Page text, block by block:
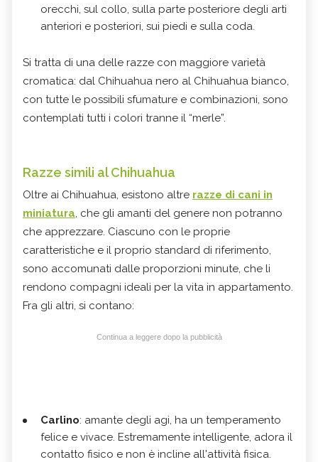
orecchi, sul collo, sulla parte posteriore degli arti
anteriori e posteriori, sui piedi e sulla coda.
Si tratta di una delle razze con maggiore varietà
cromatica: dal Chihuahua nero al Chihuahua bianco,
con tutte le possibili sfumature e combinazioni, sono
contemplati tutti i colori tranne il “merle”.
Razze simili al Chihuahua
Oltre ai Chihuahua, esistono altre razze di cani in
miniatura, che gli amanti del genere non potranno
che apprezzare. Ciascuno con le proprie
caratteristiche e il proprio standard di riferimento,
sono accomunati dalle proporzioni minute, che li
rendono compagni ideali per la vita in appartamento.
Fra gli altri, si contano:
Continua a leggere dopo la pubblicità
Carlino: amante degli agi, ha un temperamento
felice e vivace. Estremamente intelligente, adora il
contatto fisico e non è incline all'attività fisica.